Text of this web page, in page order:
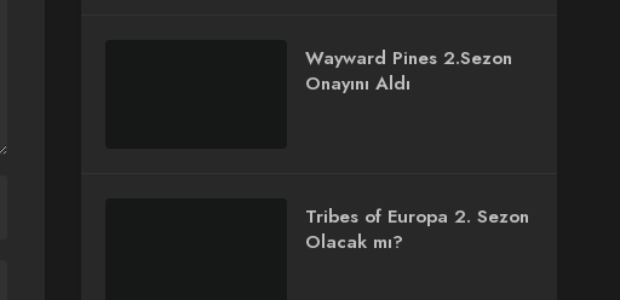
Wayward Pines 2.Sezon
Onayını Aldı
Tribes of Europa 2. Sezon
Olacak mı?